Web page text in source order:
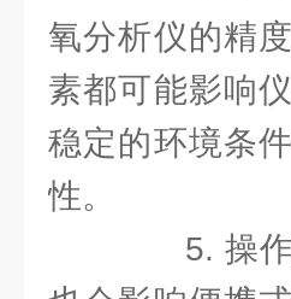
氧分析仪的精
素都可能影响
稳定的环境条
性。
5. 操作